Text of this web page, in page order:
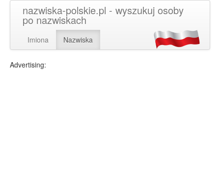
nazwiska-polskie.pl - wyszukuj osoby
po nazwiskach
Imiona Nazwiska
Advertising: